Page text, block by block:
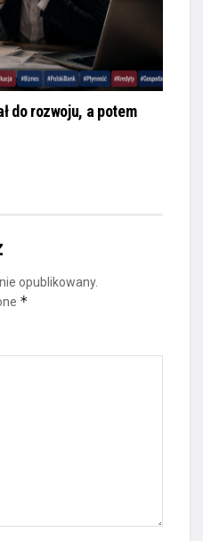
do rozwoju, a potem
opublikowany.
*